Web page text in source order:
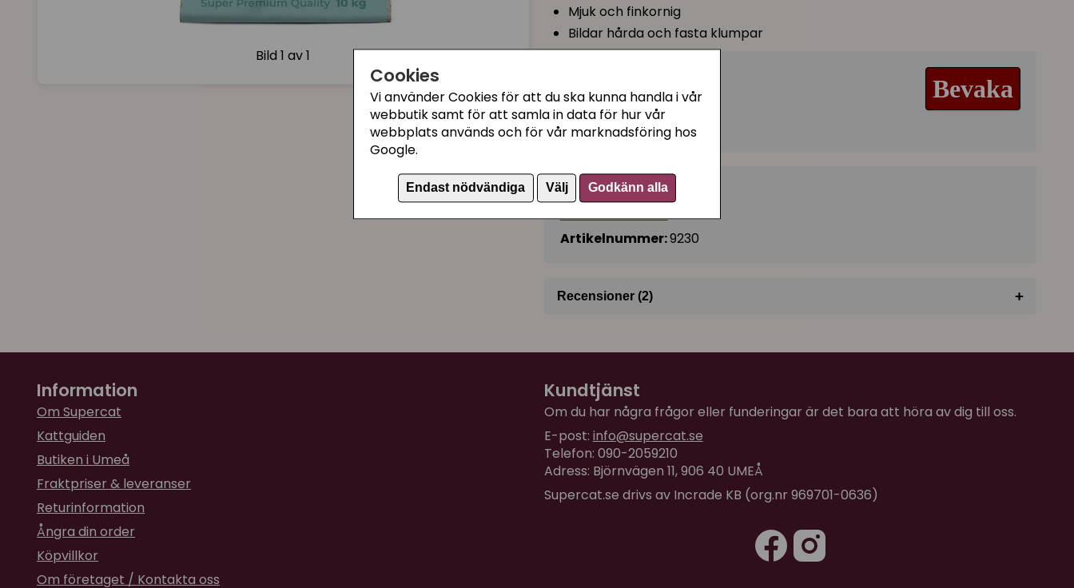
Cookies
Vi använder Cookies för att du ska kunna handla i vår
webbutik samt för att samla in data för hur vår
webbplats används och för vår marknadsföring hos
Google.
Endast nödvändiga Välj Godkänn alla
Bild1 av 1
Mjuk och finkornig
Bildar hårda och fasta klumpar
199 kr Bevaka
Tillfälligt slut
Kategorier:
Kattsand klassisk
Artikelnummer:9230
Recensioner (2) +
för 10 månader sedan
Erika
för 1 år sedan
Är en bra kattsand då både jag och katterna gillar den. Klumpar bra och
dammar inte.
Information
Om Supercat
Kattguiden
Butiken i Umeå
Fraktpriser & leveranser
Returinformation
Ångra din order
Köpvillkor
Om företaget / Kontakta oss
Kundtjänst
Om du har några frågor eller funderingar är det bara att höra av dig till oss.
E-post: info@supercat.se
Telefon: 090-2059210
Adress: Björnvägen 11, 906 40 UMEÅ
Supercat.se drivs av Incrade KB (org.nr 969701-0636)